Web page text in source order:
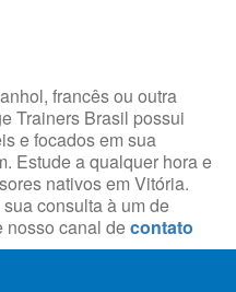
francês ou outra
Trainers Brasil possui
e focados em sua
Estude a qualquer hora e
nativos em Vitória.
sua consulta à um de
nosso canal decontato